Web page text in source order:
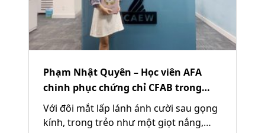
Phạm Nhật Quyên – Học viên AFA
chinh phục chứng chỉ CFAB trong
vòng 9 tháng
Với đôi mắt lấp lánh ánh cười sau gọng
kính, trong trẻo như một giọt nắng,